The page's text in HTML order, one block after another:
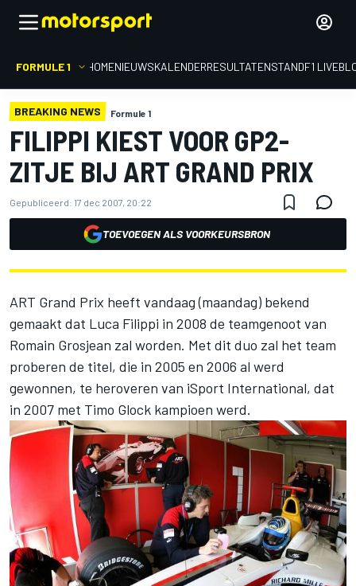
FORMULE 1 HOMENIEUWSKALENDERRESULTATENSTANDF1
BREAKING NEWS Formule 1
FILIPPI KIEST VOOR GP2-
ZITJE BIJ ART GRAND PRIX
Gepubliceerd: 17 dec 2007, 20:22
TOEVOEGEN ALS VOORKEURSBRON
ART Grand Prix heeft vandaag (maandag) bekend
gemaakt dat Luca Filippi in 2008 de teamgenoot van
Romain Grosjean zal worden. Met dit duo zal het team
proberen de titel, die in 2005 en 2006 al werd
gewonnen, te heroveren van iSport International, dat
in 2007 met Timo Glock kampioen werd.